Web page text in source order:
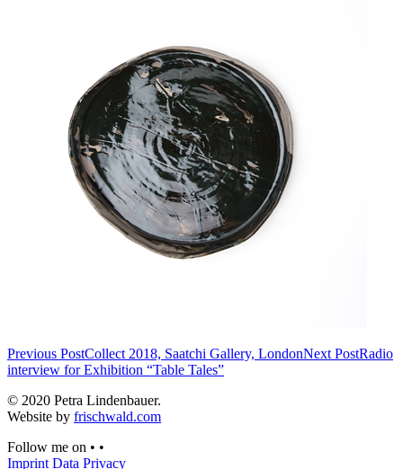
Previous PostCollect 2018, Saatchi Gallery, LondonNext PostRadio
interview for Exhibition “Table Tales”
© 2020 Petra Lindenbauer.
Website by frischwald.com
Follow me on • •
Imprint Data Privacy